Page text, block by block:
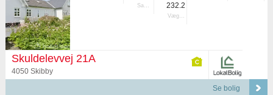
Samlet 232.2
Vægtet
Skuldelevvej 21A
4050 Skibby
Se bolig